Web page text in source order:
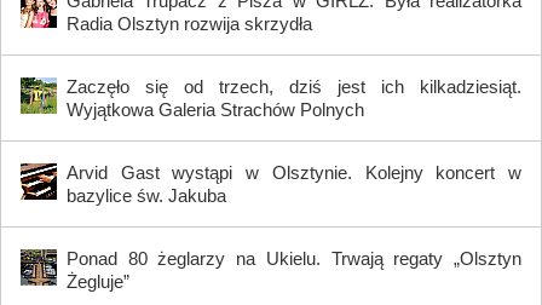
Radia Olsztyn rozwija skrzydła
Zaczęło się od trzech, dziś jest ich kilkadziesiąt.
Wyjątkowa Galeria Strachów Polnych
Arvid Gast wystąpi w Olsztynie. Kolejny koncert w
bazylice św. Jakuba
Ponad 80 żeglarzy na Ukielu. Trwają regaty „Olsztyn
Żegluje”